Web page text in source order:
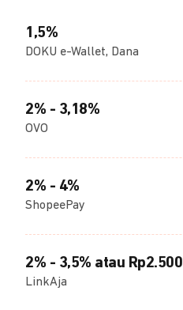
1,5%
DOKU e-Wallet, Dana
2% - 3,18%
OVO
2% - 4%
ShopeePay
2% - 3,5% atau Rp2.500
LinkAja